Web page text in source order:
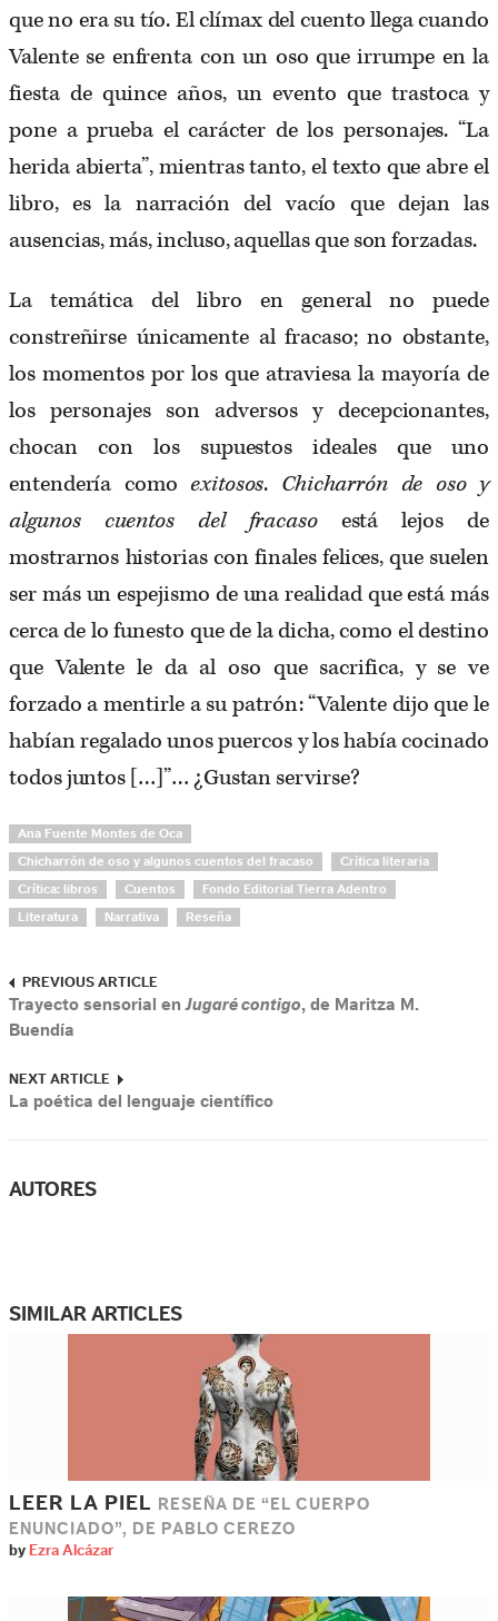
que no era su tío. El clímax del cuento llega cuando
Valente se enfrenta con un oso que irrumpe en la
fiesta de quince años, un evento que trastoca y
pone a prueba el carácter de los personajes. “La
herida abierta”, mientras tanto, el texto que abre el
libro, es la narración del vacío que dejan las
ausencias, más, incluso, aquellas que son forzadas.
La temática del libro en general no puede
constreñirse únicamente al fracaso; no obstante,
los momentos por los que atraviesa la mayoría de
los personajes son adversos y decepcionantes,
chocan con los supuestos ideales que uno
entendería como exitosos. Chicharrón de oso y
algunos cuentos del fracasoestá lejos de
mostrarnos historias con finales felices, que suelen
ser más un espejismo de una realidad que está más
cerca de lo funesto que de la dicha, como el destino
que Valente le da al oso que sacrifica, y se ve
forzado a mentirle a su patrón: “Valente dijo que le
habían regalado unos puercos y los había cocinado
todos juntos […]”… ¿Gustan servirse?
Ana Fuente Montes de Oca
Chicharrón de oso y algunos cuentos del fracaso Crítica literaria
Crítica: libros Cuentos Fondo Editorial Tierra Adentro
Literatura Narrativa Reseña
PREVIOUS ARTICLE
Trayecto sensorial enJugaré contigo, de Maritza M.
Buendía
NEXT ARTICLE
La poética del lenguaje científico
AUTORES
SIMILAR ARTICLES
LEER LA PIEL
RESEÑA DE “EL CUERPO
ENUNCIADO”, DE PABLO CEREZO
by Ezra Alcázar